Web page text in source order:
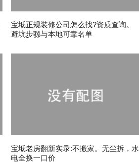
宝坻正规装修公司怎么找?资质查询。
避坑步骡与本地可靠名单
宝坻老房翻新实录:不搬家。无尘拆，水
电全换一口价